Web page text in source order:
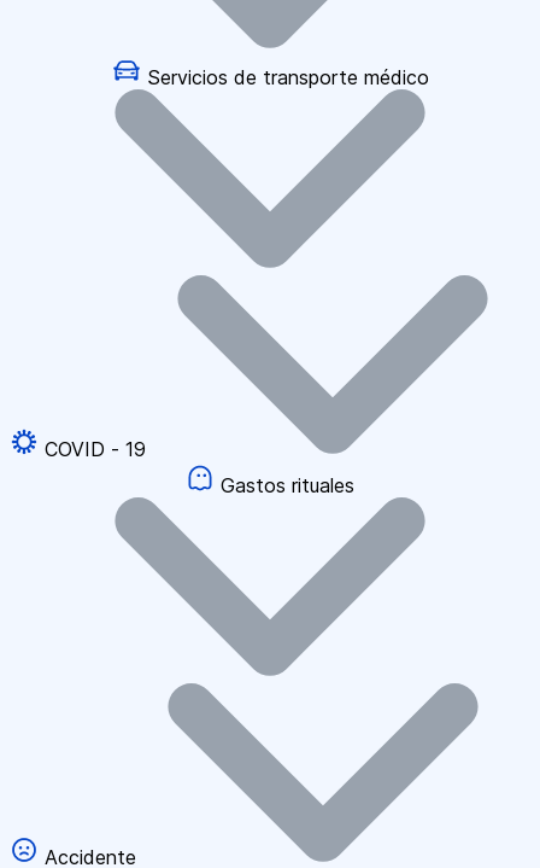
Servicios de transporte médico
COVID - 19
Gastos rituales
Accidente